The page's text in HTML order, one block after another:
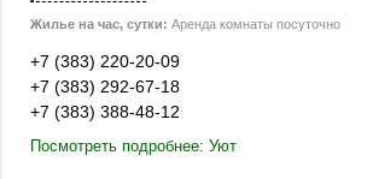
Жилье на час, сутки: Аренда комнаты посуточно
+7 (383) 220-20-09
+7 (383) 292-67-18
+7 (383) 388-48-12
Посмотреть подробнее: Уют